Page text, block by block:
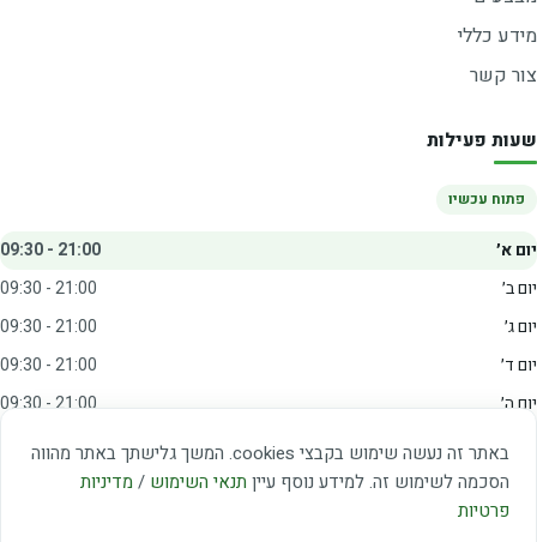
באתר זה נעשה שימוש בקבצי cookies. המשך גלישתך באתר מהווה
הסכמה לשימוש זה. למידע נוסף עיין תנאי השימוש / מדיניות
פרטיות
מידע כללי
צור קשר
שעות פעילות
פתוח עכשיו
יום א׳
09:30 - 21:00
יום ב׳
09:30 - 21:00
יום ג׳
09:30 - 21:00
יום ד׳
09:30 - 21:00
יום ה׳
09:30 - 21:00
09:00 - 15:00
שבת
20:00 - 23:00